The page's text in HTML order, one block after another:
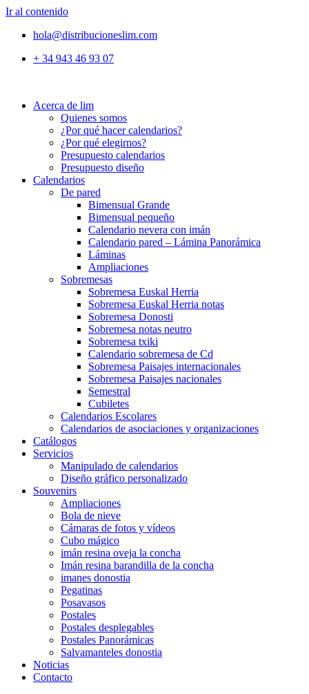
Ir al contenido
hola@distribucioneslim.com
+ 34 943 46 93 07
Acerca de lim
Quienes somos
¿Por qué hacer calendarios?
¿Por qué elegirnos?
Presupuesto calendarios
Presupuesto diseño
Calendarios
De pared
Bimensual Grande
Bimensual pequeño
Calendario nevera con imán
Calendario pared – Lámina Panorámica
Láminas
Ampliaciones
Sobremesas
Sobremesa Euskal Herria
Sobremesa Euskal Herria notas
Sobremesa Donosti
Sobremesa notas neutro
Sobremesa txiki
Calendario sobremesa de Cd
Sobremesa Paisajes internacionales
Sobremesa Paisajes nacionales
Semestral
Cubiletes
Calendarios Escolares
Calendarios de asociaciones y organizaciones
Catálogos
Servicios
Manipulado de calendarios
Diseño gráfico personalizado
Souvenirs
Ampliaciones
Bola de nieve
Cámaras de fotos y vídeos
Cubo mágico
imán resina oveja la concha
Imán resina barandilla de la concha
imanes donostia
Pegatinas
Posavasos
Postales
Postales desplegables
Postales Panorámicas
Salvamanteles donostia
Noticias
Contacto